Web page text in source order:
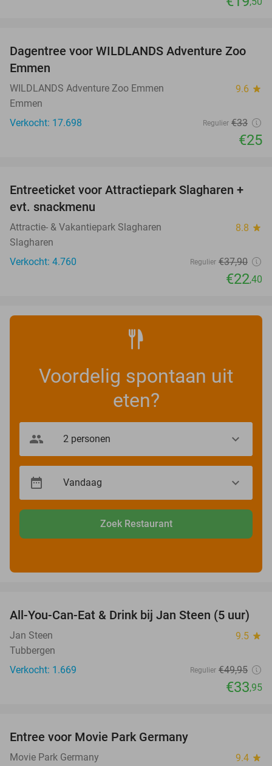
24%
Dagentree voor WILDLANDS Adventure Zoo
Emmen
WILDLANDS Adventure Zoo Emmen 9.6 star
Emmen
Verkocht: 17.698
Regulier €33
€25
41%
Entreeticket voor Attractiepark Slagharen +
evt. snackmenu
Attractie- & Vakantiepark Slagharen 8.8 star
Slagharen
Verkocht: 4.760
Regulier €37,90
€22,40
Voordelig spontaan uit
eten?
Zoek Restaurant
32%
All-You-Can-Eat & Drink bij Jan Steen (5 uur)
Jan Steen 9.5 star
Tubbergen
Verkocht: 1.669
Regulier €49,95
€33,95
Entree voor Movie Park Germany
Movie Park Germany 9.4 star